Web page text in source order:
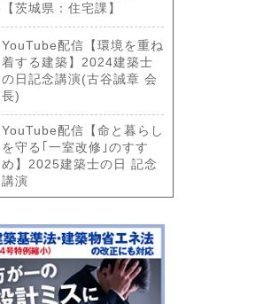
【茨城県：住宅課】
YouTube配信【環境を重ね
着する建築】2024建築士
の日記念講演(古谷誠章 会
長)
YouTube配信【命と暮らし
を守る｢一室改修｣のすす
め】2025建築士の日 記念
講演